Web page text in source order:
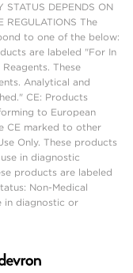
STATUS DEPENDS ON
REGULATIONS The
to one of the below:
are labeled "For In
These
Analytical and
CE: Products
to European
CE marked to other
Only. These products
in diagnostic
products are labeled
Non-Medical
in diagnostic or